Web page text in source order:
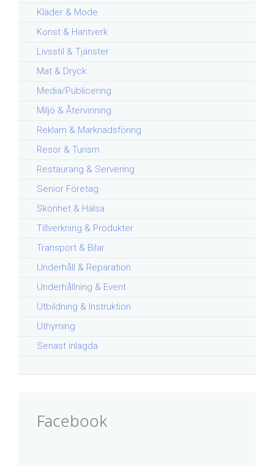
Kläder & Mode
Konst & Hantverk
Livsstil & Tjänster
Mat & Dryck
Media/Publicering
Miljö & Återvinning
Reklam & Marknadsföring
Resor & Turism
Restaurang & Servering
Senior Företag
Skönhet & Hälsa
Tillverkning & Produkter
Transport & Bilar
Underhåll & Reparation
Underhållning & Event
Utbildning & Instruktion
Uthyrning
Senast inlagda
Facebook